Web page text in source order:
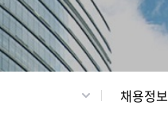
채용정보